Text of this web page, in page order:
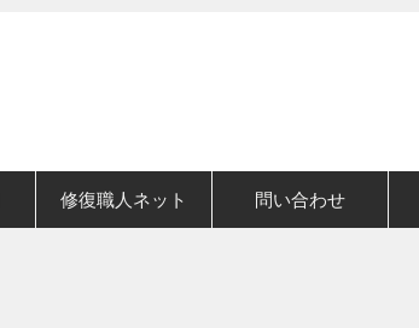
修復職人ネット 問い合わせ